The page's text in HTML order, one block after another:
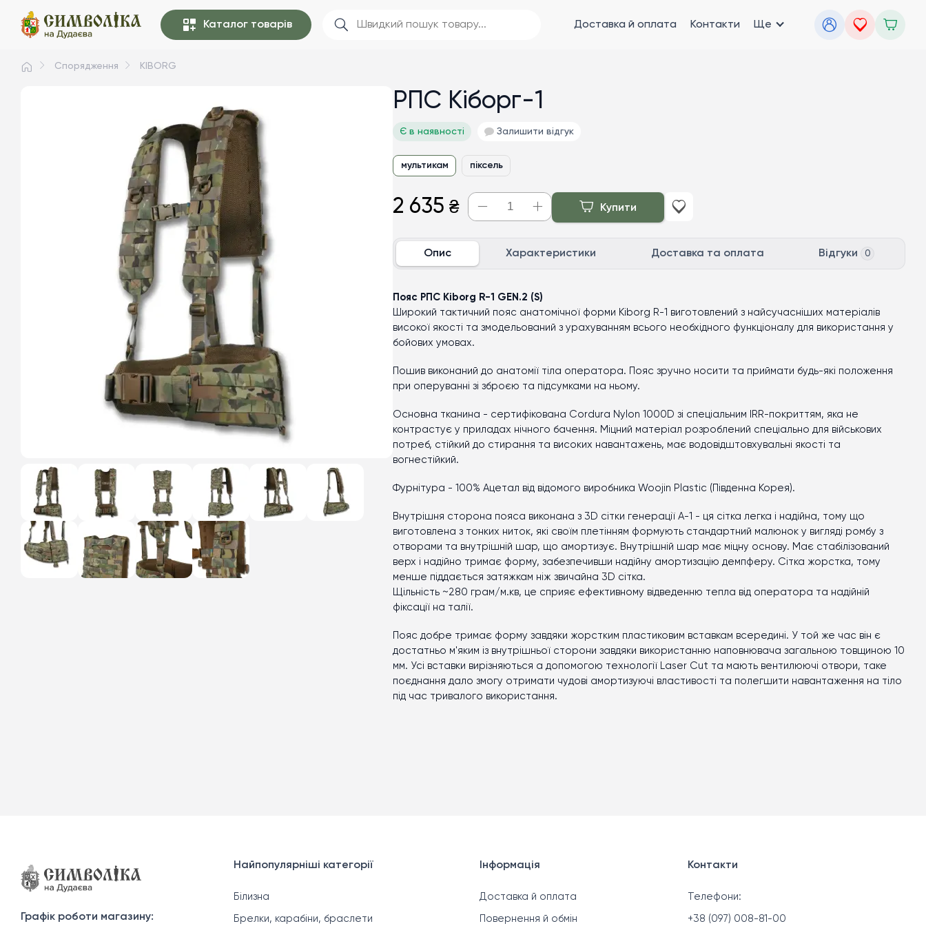
Каталог товарів Доставка й оплата Контакти Ще
Спорядження KIBORG
РПС Кіборг-1
Є в наявності Залишити відгук
мультикам піксель
2 635 ₴ Купити
Опис Характеристики Доставка та оплата Відгуки 0
Пояс РПС Kiborg R-1 GEN.2 (S)
Широкий тактичний пояс анатомічної форми Kiborg R-1 виготовлений з найсучасніших матеріалів
високої якості та змодельований з урахуванням всього необхідного функціоналу для використання у
бойових умовах.
Пошив виконаний до анатомії тіла оператора. Пояс зручно носити та приймати будь-які положення
при оперуванні зі зброєю та підсумками на ньому.
Основна тканина - сертифікована Cordura Nylon 1000D зі спеціальним IRR-покриттям, яка не
контрастує у приладах нічного бачення. Міцний матеріал розроблений спеціально для військових
потреб, стійкий до стирання та високих навантажень, має водовідштовхувальні якості та
вогнестійкий.
Фурнітура - 100% Ацетал від відомого виробника Woojin Plastic (Південна Корея).
Внутрішня сторона пояса виконана з 3D сітки генерації А-1 - ця сітка легка і надійна, тому що
виготовлена з тонких ниток, які своїм плетінням формують стандартний малюнок у вигляді ромбу з
отворами та внутрішній шар, що амортизує. Внутрішній шар має міцну основу. Має стабілізований
верх і надійно тримає форму, забезпечивши надійну амортизацію демпферу. Сітка жорстка, тому
менше піддається затяжкам ніж звичайна 3D сітка.
Щільність ~280 грам/м.кв, це сприяє ефективному відведенню тепла від оператора та надійній
фіксації на талії.
Пояс добре тримає форму завдяки жорстким пластиковим вставкам всередині. У той же час він є
достатньо м'яким із внутрішньої сторони завдяки використанню наповнювача загальною товщиною 10
мм. Усі вставки вирізняються а допомогою технології Laser Cut та мають вентилюючі отвори, таке
поєднання дало змогу отримати чудові амортизуючі властивості та полегшити навантаження на тіло
під час тривалого використання.
Графік роботи магазину:
Найпопулярніші категорії
Білизна
Брелки, карабіни, браслети
Інформація
Доставка й оплата
Повернення й обмін
Контакти
Телефони:
+38 (097) 008-81-00